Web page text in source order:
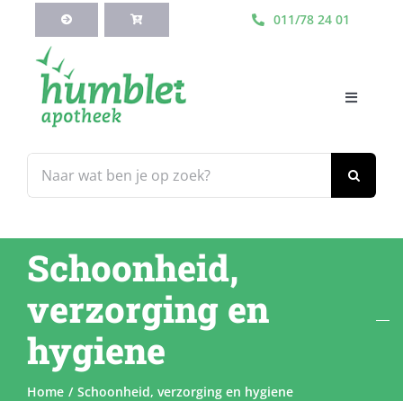
inhoud
011/78 24 01
naar:
Toggle
Webshop
Blog
Diensten
Schoonheid,
verzorging en
hygiene
Home Schoonheid, verzorging en hygiene